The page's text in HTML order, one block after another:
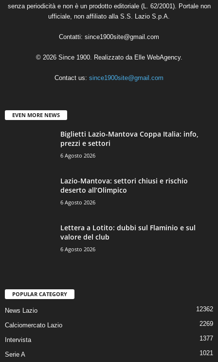
senza periodicità e non è un prodotto editoriale (L. 62/2001). Portale non
ufficiale, non affiliato alla S.S. Lazio S.p.A.
Contatti: since1900site@gmail.com
© 2026 Since 1900. Realizzato da Elle WebAgency.
Contact us: since1900site@gmail.com
EVEN MORE NEWS
Biglietti Lazio-Mantova Coppa Italia: info,
prezzi e settori
6 Agosto 2026
Lazio-Mantova: settori chiusi e rischio
deserto all’Olimpico
6 Agosto 2026
Lettera a Lotito: dubbi sul Flaminio e sul
valore del club
6 Agosto 2026
POPULAR CATEGORY
News Lazio 12362
Calciomercato Lazio 2269
Intervista 1377
Serie A 1021